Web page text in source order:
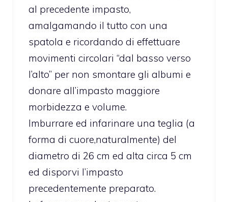
al precedente impasto,
amalgamando il tutto con una
spatola e ricordando di effettuare
movimenti circolari “dal basso verso
l’alto” per non smontare gli albumi e
donare all’impasto maggiore
morbidezza e volume.
Imburrare ed infarinare una teglia (a
forma di cuore,naturalmente) del
diametro di 26 cm ed alta circa 5 cm
ed disporvi l’impasto
precedentemente preparato.